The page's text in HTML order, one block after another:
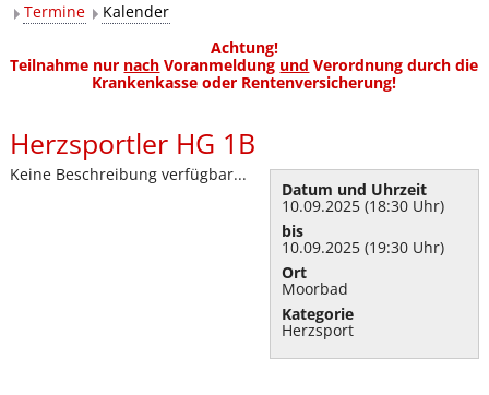
Termine
Kalender
Achtung!
Teilnahme nur nach Voranmeldung und Verordnung durch die
Krankenkasse oder Rentenversicherung!
Herzsportler HG 1B
Datum und Uhrzeit
10.09.2025 (18:30 Uhr)
bis
10.09.2025 (19:30 Uhr)
Ort
Moorbad
Kategorie
Herzsport
Keine Beschreibung verfügbar...